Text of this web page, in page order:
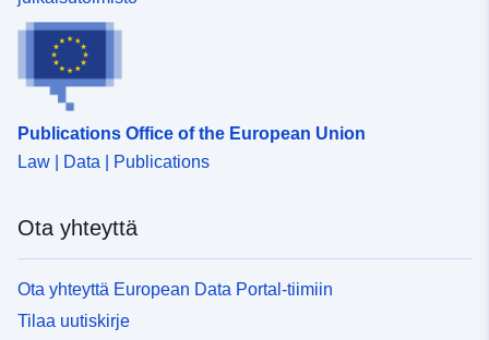
uriRef:
http://data.europa.eu/88u/dataset/
Tyyppi:
http://inspire.ec.europa.eu/
codelist/ResourceType/services
Publications Office of the European Union
Law | Data | Publications
Ota yhteyttä
Ota yhteyttä European Data Portal-tiimiin
Tilaa uutiskirje